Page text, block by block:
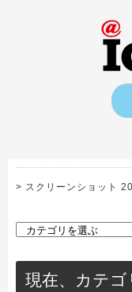
> スクリーンショット
現在、カテゴ